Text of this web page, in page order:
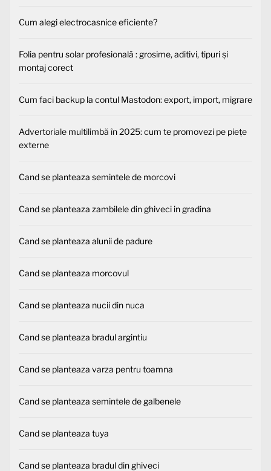
Cum alegi electrocasnice eficiente?
Folia pentru solar profesională : grosime, aditivi, tipuri și
montaj corect
Cum faci backup la contul Mastodon: export, import, migrare
Advertoriale multilimbă în 2025: cum te promovezi pe piețe
externe
Cand se planteaza semintele de morcovi
Cand se planteaza zambilele din ghiveci in gradina
Cand se planteaza alunii de padure
Cand se planteaza morcovul
Cand se planteaza nucii din nuca
Cand se planteaza bradul argintiu
Cand se planteaza varza pentru toamna
Cand se planteaza semintele de galbenele
Cand se planteaza tuya
Cand se planteaza bradul din ghiveci